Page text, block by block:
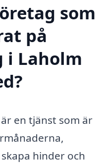
som
på
i Laholm
en tjänst som är
hinder och